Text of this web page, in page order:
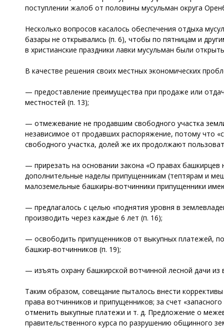
поступлении жалоб от половины мусульман округа
Несколько вопросов касалось обеспечения отдыха
базары не открывались (п. 6), чтобы по пятницам и
в христианские праздники лавки мусульман были
В качестве решения своих местных экономических
— предоставление преимущества при продаже или
местностей (п. 13);
— отмежевание не продавшим свободного участка
независимое от продавших распоряжение, потому что
свободного участка, долей же их продолжают
— прирезать на основании закона «О правах
дополнительные наделы припущенникам (тептярам и
малоземельные башкиры-вотчинники припущенники
— предлагалось с целью «поднятия уровня в
производить через каждые 6 лет (п. 16);
— освободить припущенников от выкупных платежей,
башкир-вотчинников (п. 19);
— изъять охрану башкирской вотчинной лесной дачи из
Таким образом, совещание пыталось внести
права вотчинников и припущенников; за счет
отменить выкупные платежи и т. д. Предложение о
правительственного курса по разрушению общинного